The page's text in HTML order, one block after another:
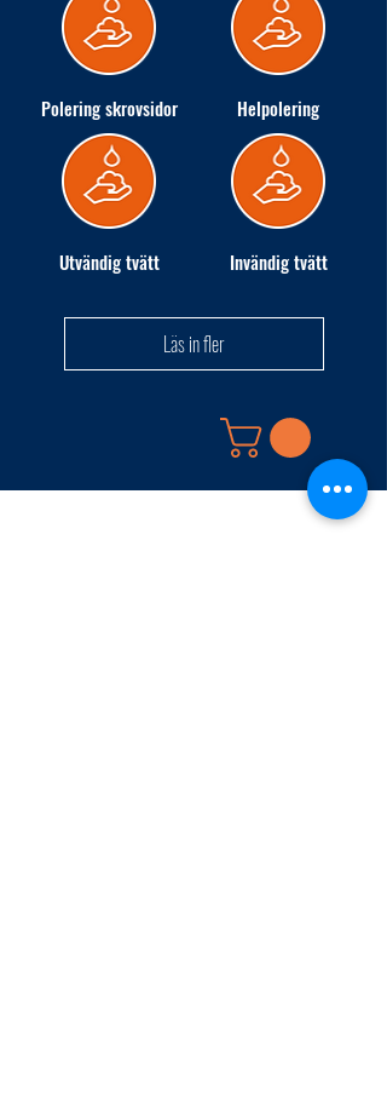
Polering skrovsidor Helpolering
Utvändig tvätt Invändig tvätt
Läs in fler